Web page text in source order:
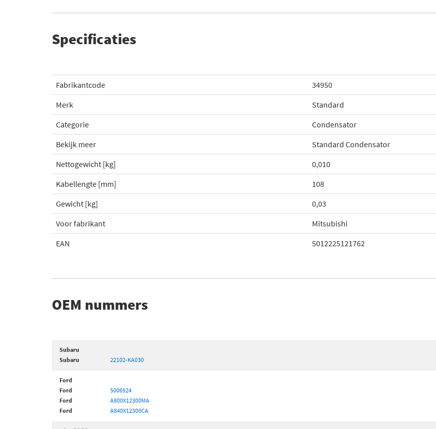
Specificaties
Fabrikantcode
34950
Merk
Standard
Categorie
Condensator
Bekijk meer
Standard Condensator
Nettogewicht [kg]
0,010
Kabellengte [mm]
108
Gewicht [kg]
0,03
Voor fabrikant
Mitsubishi
EAN
5012225121762
OEM nummers
Subaru
Subaru
22102-KA030
Ford
Ford
5006924
Ford
A800X12300MA
Ford
A840X12300CA